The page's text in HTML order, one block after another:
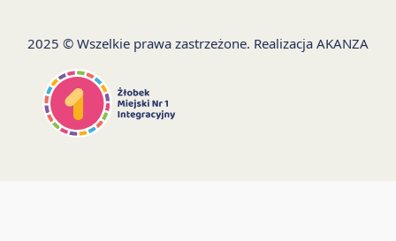
2025 © Wszelkie prawa zastrzeżone. Realizacja AKANZA